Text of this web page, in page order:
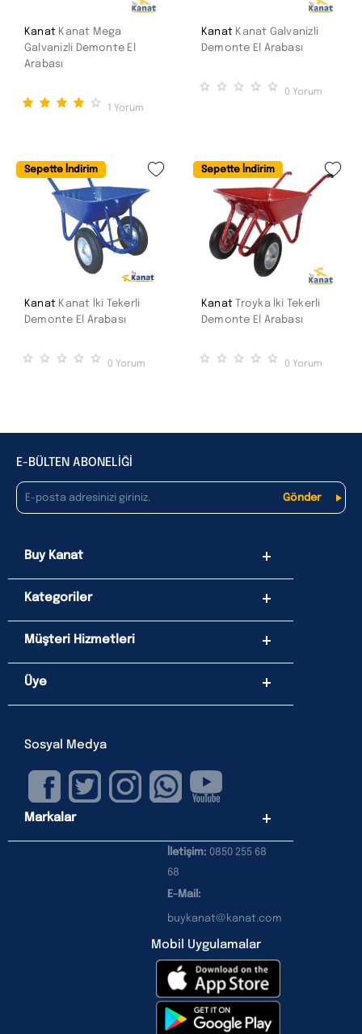
Kanat Kanat Mega
Galvanizli Demonte El
Arabası
Yorum
Kanat Kanat Galvanizli
Demonte El Arabası
0 Yorum
Sepette İndirim
Kanat Kanat İki Tekerli
Demonte El Arabası
0 Yorum
Sepette İndirim
Kanat
Troyka İki Tekerli
Demonte El Arabası
0 Yorum
E-BÜLTEN ABONELİĞİ
Buy Kanat
Kategoriler
Müşteri Hizmetleri
Üye
Sosyal Medya
Markalar
İletişim: 0850 255 68
68
E-Mail:
buykanat@kanat.com
Mobil Uygulamalar